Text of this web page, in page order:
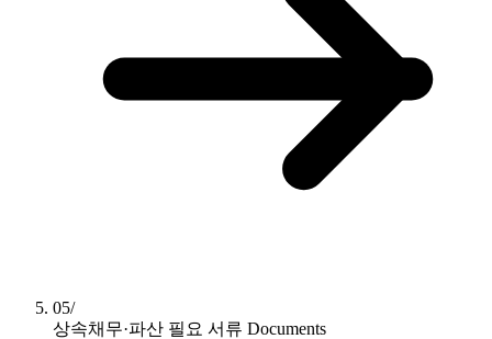
05/
상속채무·파산 필요 서류 Documents